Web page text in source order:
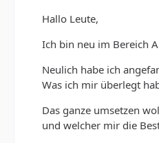
Hallo Leute,
Ich bin neu im Bereich
Neulich habe ich
Was ich mir überlegt
Das ganze umsetzen
und welcher mir die